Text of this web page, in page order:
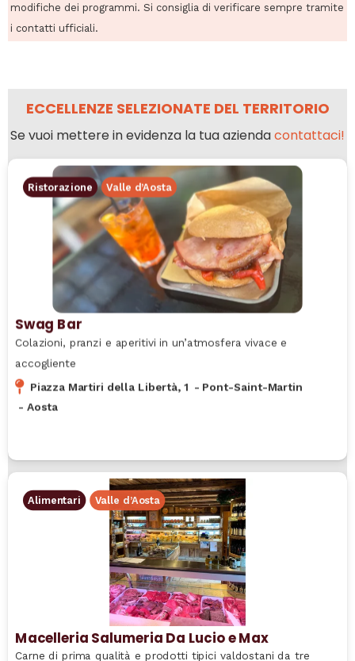
modifiche dei programmi. Si consiglia di verificare sempre tramite
i contatti ufficiali.
ECCELLENZE SELEZIONATE DEL TERRITORIO
Se vuoi mettere in evidenza la tua aziendacontattaci!
Ristorazione Valle d’Aosta
Swag Bar
Colazioni, pranzi e aperitivi in un’atmosfera vivace e
accogliente
Piazza Martiri della Libertà, 1 - Pont-Saint-Martin
- Aosta
Alimentari Valle d’Aosta
Macelleria Salumeria Da Lucio e Max
Carne di prima qualità e prodotti tipici valdostani da tre